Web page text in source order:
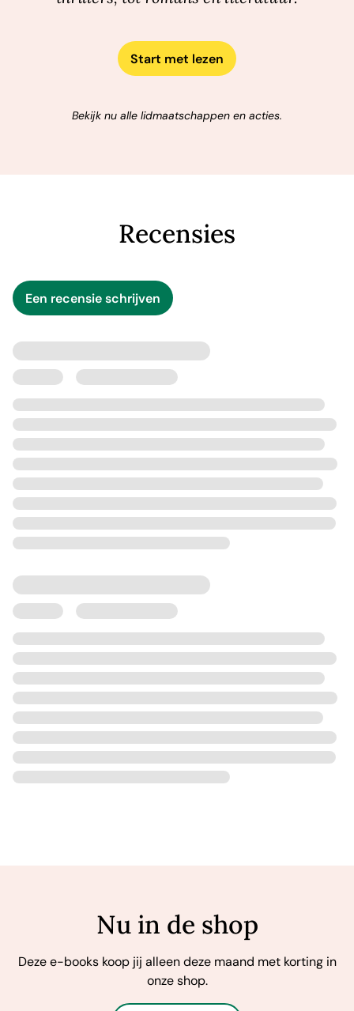
Start met lezen
Bekijk nu alle lidmaatschappen en acties.
Recensies
Een recensie schrijven
Nu in de shop
Deze e-books koop jij alleen deze maand met korting in
onze shop.